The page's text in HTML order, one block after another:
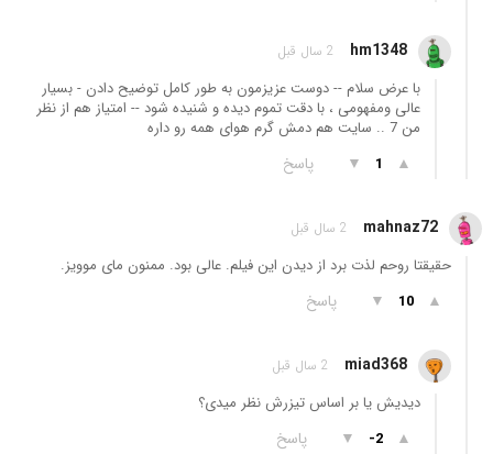
hm1348 2 سال قبل
با عرض سلام -- دوست عزیزمون به طور کامل توضیح دادن - بسیار
عالی ومفهومی ، با دقت تموم دیده و شنیده شود -- امتیاز هم از نظر
من 7 .. سایت هم دمش گرم هوای همه رو داره
▲
1
▼ پاسخ
mahnaz72 2 سال قبل
حقیقتا روحم لذت برد از دیدن این فیلم. عالی بود. ممنون مای موویز.
▲
10
▼ پاسخ
miad368 2 سال قبل
دیدیش یا بر اساس تیزرش نظر میدی؟
▲
-2
▼ پاسخ